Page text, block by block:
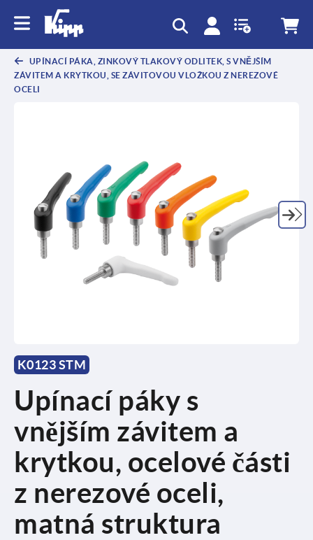
UPÍNACÍ PÁKA, ZINKOVÝ TLAKOVÝ ODLITEK, S VNĚJŠÍM
ZÁVITEM A KRYTKOU, SE ZÁVITOVOU VLOŽKOU Z NEREZOVÉ
OCELI
K0123 STM
Upínací páky s
vnějším závitem a
krytkou, ocelové části
z nerezové oceli,
matná struktura